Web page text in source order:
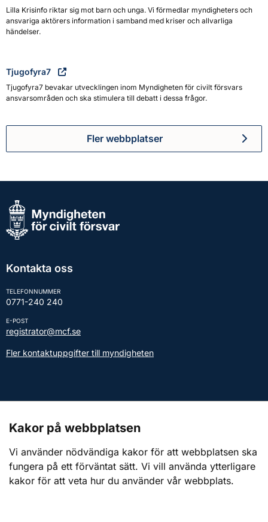
Lilla Krisinfo riktar sig mot barn och unga. Vi förmedlar myndigheters och
ansvariga aktörers information i samband med kriser och allvarliga
händelser.
Tjugofyra7
Tjugofyra7 bevakar utvecklingen inom Myndigheten för civilt försvars
ansvarsområden och ska stimulera till debatt i dessa frågor.
Fler webbplatser
Kontakta oss
TELEFONNUMMER
0771-240 240
E-POST
registrator@mcf.se
Fler kontaktuppgifter till myndigheten
Webbplatsen
Om webbplatsen
Kakor på webbplatsen
Vi använder nödvändiga kakor för att webbplatsen ska
fungera på ett förväntat sätt. Vi vill använda ytterligare
kakor för att veta hur du använder vår webbplats.